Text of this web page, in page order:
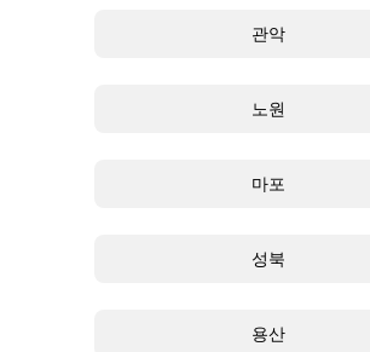
관악
노원
마포
성북
용산